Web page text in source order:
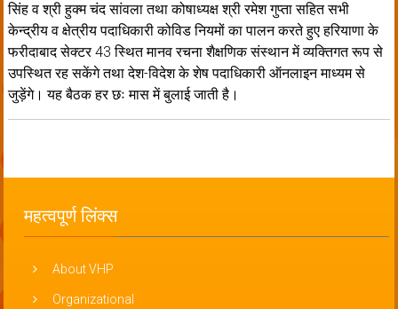
सिंह व श्री हुक्म चंद सांवला तथा कोषाध्यक्ष श्री रमेश गुप्ता सहित सभी
केन्द्रीय व क्षेत्रीय पदाधिकारी कोविड नियमों का पालन करते हुए हरियाणा के
फरीदाबाद सेक्टर 43 स्थित मानव रचना शैक्षणिक संस्थान में व्यक्तिगत रूप से
उपस्थित रह सकेंगे तथा देश-विदेश के शेष पदाधिकारी ऑनलाइन माध्यम से
जुड़ेंगे। यह बैठक हर छः मास में बुलाई जाती है।
महत्वपूर्ण लिंक्स
About VHP
Organizational